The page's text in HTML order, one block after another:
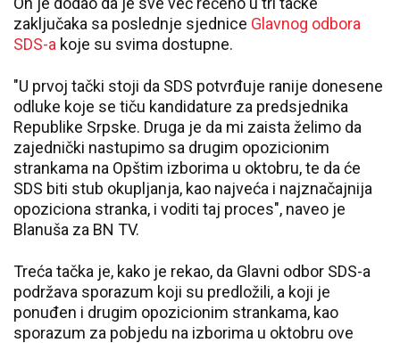
zaključaka sa poslednje sjednice Glavnog odbora
SDS-a koje su svima dostupne.
"U prvoj tački stoji da SDS potvrđuje ranije donesene
odluke koje se tiču kandidature za predsjednika
Republike Srpske. Druga je da mi zaista želimo da
zajednički nastupimo sa drugim opozicionim
strankama na Opštim izborima u oktobru, te da će
SDS biti stub okupljanja, kao najveća i najznačajnija
opoziciona stranka, i voditi taj proces", naveo je
Blanuša za BN TV.
Treća tačka je, kako je rekao, da Glavni odbor SDS-a
podržava sporazum koji su predložili, a koji je
ponuđen i drugim opozicionim strankama, kao
sporazum za pobjedu na izborima u oktobru ove